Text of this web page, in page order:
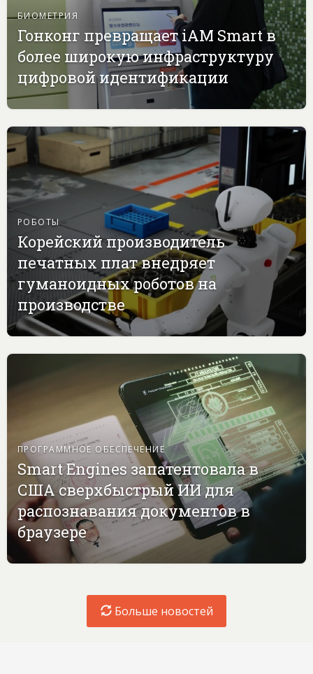
БИОМЕТРИЯ
Гонконг превращает iAM Smart в
более широкую инфраструктуру
цифровой идентификации
РОБОТЫ
Корейский производитель
печатных плат внедряет
гуманоидных роботов на
производстве
ПРОГРАММНОЕ ОБЕСПЕЧЕНИЕ
Smart Engines запатентовала в
США сверхбыстрый ИИ для
распознавания документов в
браузере
Больше новостей